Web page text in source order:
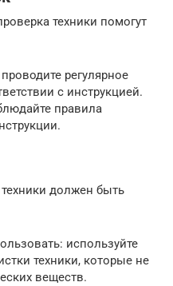
техники помогут
регулярное
с инструкцией.
правила
должен быть
используйте
техники, которые не
веществ.